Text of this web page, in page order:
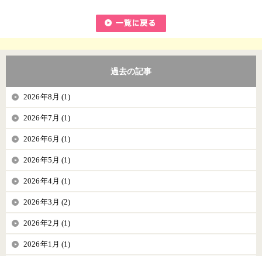
過去の記事
2026年8月 (1)
2026年7月 (1)
2026年6月 (1)
2026年5月 (1)
2026年4月 (1)
2026年3月 (2)
2026年2月 (1)
2026年1月 (1)